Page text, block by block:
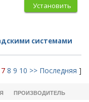
Установить
системами
7 8 9 10 >> Последняя ]
ПРОИЗВОДИТЕЛЬ